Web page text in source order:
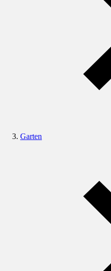
Garten